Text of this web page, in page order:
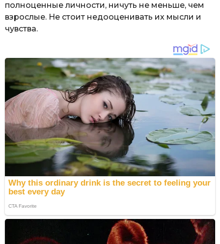
полноценные личности, ничуть не меньше, чем
взрослые. Не стоит недооценивать их мысли и
чувства.